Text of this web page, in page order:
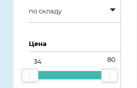
по цене
дорогим
от дорогих к
по складу
в наличии
под заказ
Цена